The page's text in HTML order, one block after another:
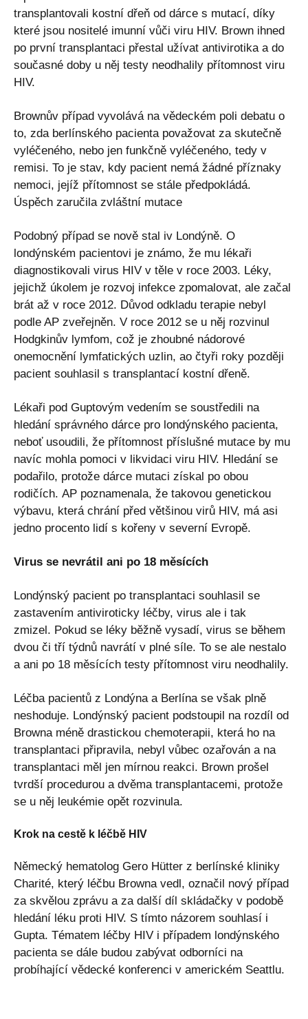
transplantovali kostní dřeň od dárce s mutací, díky
které jsou nositelé imunní vůči viru HIV. Brown ihned
po první transplantaci přestal užívat antivirotika a do
současné doby u něj testy neodhalily přítomnost viru
HIV.
Brownův případ vyvolává na vědeckém poli debatu o
to, zda berlínského pacienta považovat za skutečně
vyléčeného, ​​nebo jen funkčně vyléčeného, ​​tedy v
remisi. To je stav, kdy pacient nemá žádné příznaky
nemoci, jejíž přítomnost se stále předpokládá.
Úspěch zaručila zvláštní mutace
Podobný případ se nově stal iv Londýně. O
londýnském pacientovi je známo, že mu lékaři
diagnostikovali virus HIV v těle v roce 2003. Léky,
jejichž úkolem je rozvoj infekce zpomalovat, ale začal
brát až v roce 2012. Důvod odkladu terapie nebyl
podle AP zveřejněn. V roce 2012 se u něj rozvinul
Hodgkinův lymfom, což je zhoubné nádorové
onemocnění lymfatických uzlin, ao čtyři roky později
pacient souhlasil s transplantací kostní dřeně.
Lékaři pod Guptovým vedením se soustředili na
hledání správného dárce pro londýnského pacienta,
neboť usoudili, že přítomnost příslušné mutace by mu
navíc mohla pomoci v likvidaci viru HIV. Hledání se
podařilo, protože dárce mutaci získal po obou
rodičích. AP poznamenala, že takovou genetickou
výbavu, která chrání před většinou virů HIV, má asi
jedno procento lidí s kořeny v severní Evropě.
Virus se nevrátil ani po 18 měsících
Londýnský pacient po transplantaci souhlasil se
zastavením antiviroticky léčby, virus ale i tak
zmizel. Pokud se léky běžně vysadí, virus se během
dvou či tří týdnů navrátí v plné síle. To se ale nestalo
a ani po 18 měsících testy přítomnost viru neodhalily.
Léčba pacientů z Londýna a Berlína se však plně
neshoduje. Londýnský pacient podstoupil na rozdíl od
Browna méně drastickou chemoterapii, která ho na
transplantaci připravila, nebyl vůbec ozařován a na
transplantaci měl jen mírnou reakci. Brown prošel
tvrdší procedurou a dvěma transplantacemi, protože
se u něj leukémie opět rozvinula.
Krok na cestě k léčbě HIV
Německý hematolog Gero Hütter z berlínské kliniky
Charité, který léčbu Browna vedl, označil nový případ
za skvělou zprávu a za další díl skládačky v podobě
hledání léku proti HIV. S tímto názorem souhlasí i
Gupta. Tématem léčby HIV i případem londýnského
pacienta se dále budou zabývat odborníci na
probíhající vědecké konferenci v americkém Seattlu.